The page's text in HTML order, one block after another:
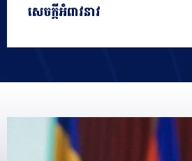
សេចក្ដីអំពាវនាវ